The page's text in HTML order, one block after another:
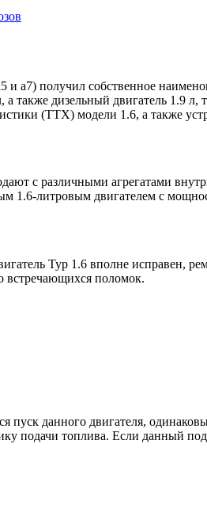
и а7) получил собственное
также дизельный двигатель 1.9
(ТТХ) модели 1.6, а также
с различными агрегатами
1.6-литровым двигателем с
Тур 1.6 вполне исправен,
встречающихся поломок.
данного двигателя,
подачи топлива. Если данный